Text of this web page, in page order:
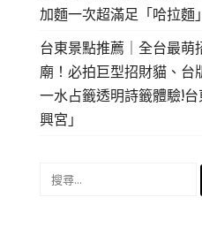
加麵一次超滿足「哈拉麵」
台東景點推薦｜全台最萌
廟！必拍巨型招財貓、台
一水占籤透明詩籤體驗!
興宮」